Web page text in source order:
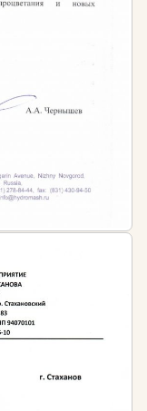
(НРС)
работы в сфере
или
и